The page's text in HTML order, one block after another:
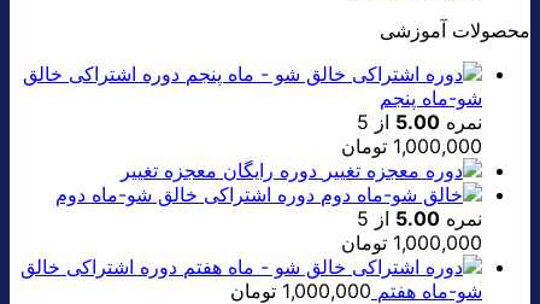
محصولات آموزشی
دوره اشتراکی خالق
شو-ماه پنجم
نمره 5.00 از 5
1,000,000 تومان
دوره رایگان معجزه تغییر
دوره اشتراکی خالق شو-ماه دوم
نمره 5.00 از 5
1,000,000 تومان
دوره اشتراکی خالق
شو-ماه هفتم 1,000,000 تومان